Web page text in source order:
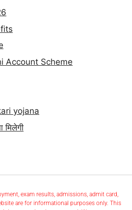
Account Scheme
yojana
मिलेगी
exam results, admissions, admit card,
are for informational purposes only. This